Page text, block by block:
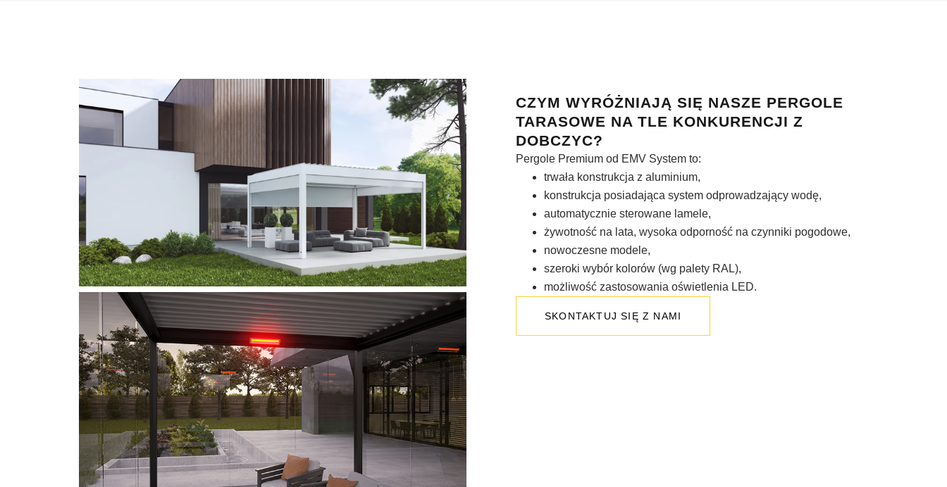
CZYM WYRÓŻNIAJĄ SIĘ NASZE PERGOLE
TARASOWE NA TLE KONKURENCJI Z
DOBCZYC?
Pergole Premium od EMV System to:
trwała konstrukcja z aluminium,
konstrukcja posiadająca system odprowadzający wodę,
automatycznie sterowane lamele,
żywotność na lata, wysoka odporność na czynniki pogodowe,
nowoczesne modele,
szeroki wybór kolorów (wg palety RAL),
możliwość zastosowania oświetlenia LED.
SKONTAKTUJ SIĘ Z NAMI